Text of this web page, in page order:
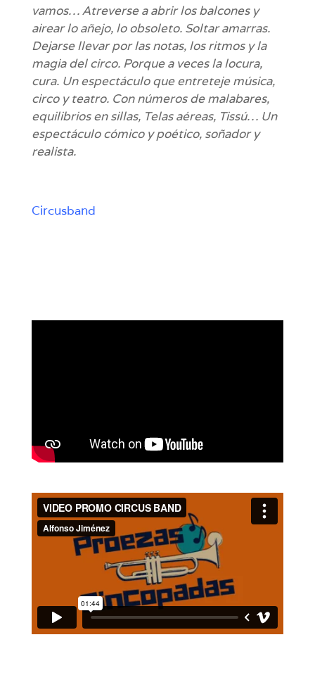
vamos… Atreverse a abrir los balcones y
airear lo añejo, lo obsoleto. Soltar amarras.
Dejarse llevar por las notas, los ritmos y la
magia del circo. Porque a veces la locura,
cura. Un espectáculo que entreteje música,
circo y teatro. Con números de malabares,
equilibrios en sillas, Telas aéreas, Tissú… Un
espectáculo cómico y poético, soñador y
realista.
Circusband